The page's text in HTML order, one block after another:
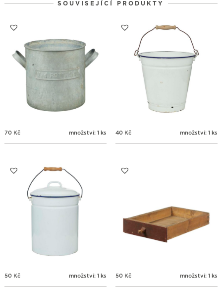
SOUVISEJÍCÍ PRODUKTY
70 Kč množství: 1 ks 40 Kč množství: 1 ks
50 Kč množství: 1 ks 50 Kč množství: 1 ks